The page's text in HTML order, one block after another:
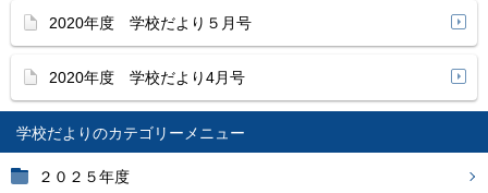
学校だより
２０２５年度
2020年度 学校だより５月号
2020年度 学校だより4月号